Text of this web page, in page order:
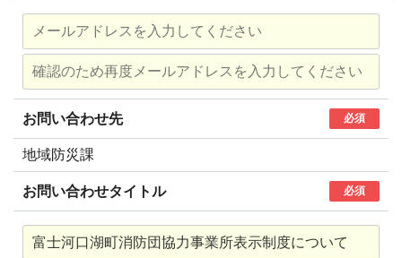
お問い合わせ先 必須
地域防災課
お問い合わせタイトル 必須